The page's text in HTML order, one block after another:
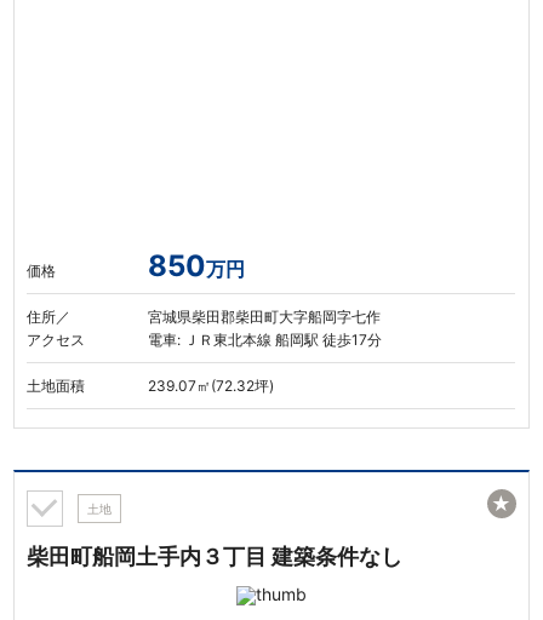
価格 850万円
住所／
アクセス
宮城県柴田郡柴田町大字船岡字七作
電車: ＪＲ東北本線 船岡駅 徒歩17分
土地面積 239.07㎡(72.32坪)
土地
柴田町船岡土手内３丁目 建築条件なし
★